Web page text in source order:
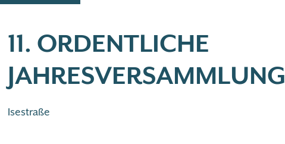
11. ORDENTLICHE
JAHRESVERSAMMLUNG
Isestraße